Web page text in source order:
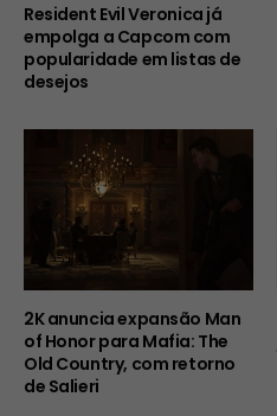
Resident Evil Veronica já
empolga a Capcom com
popularidade em listas de
desejos
2K anuncia expansão Man
of Honor para Mafia: The
Old Country, com retorno
de Salieri